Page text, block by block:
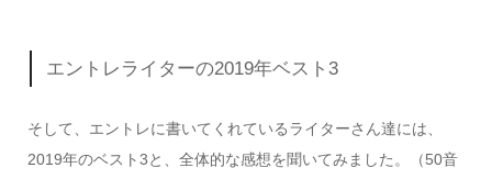
エントレライターの2019年ベスト3
そして、エントレに書いてくれているライターさん達には、
2019年のベスト3と、全体的な感想を聞いてみました。（50音